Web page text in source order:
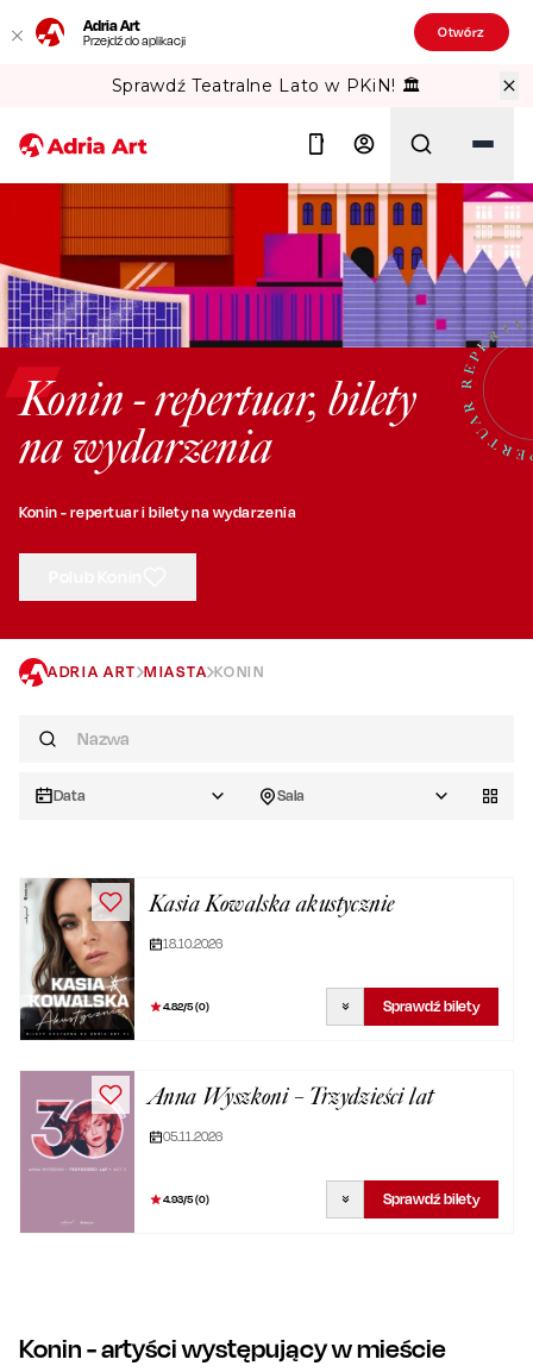
Adria Art
Przejdź do aplikacji Otwórz
Sprawdź Teatralne Lato w PKiN! 🏛️
Szukaj
Konin - repertuar, bilety
na wydarzenia
Konin - repertuar i bilety na wydarzenia
ADRIA ART MIASTA KONIN
Data Sala
Kasia Kowalska akustycznie
18.10.2026
4.82/5 (0) Sprawdź bilety
Anna Wyszkoni – Trzydzieści lat
05.11.2026
4.93/5 (0) Sprawdź bilety
Konin- artyści występujący w mieście